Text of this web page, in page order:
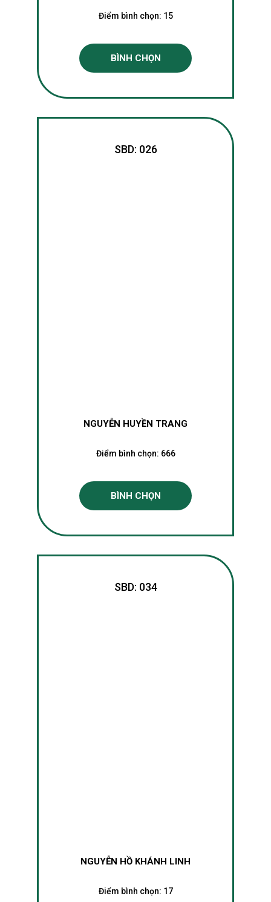
Điểm bình chọn: 15
BÌNH CHỌN
SBD: 026
NGUYỄN HUYỀN TRANG
Điểm bình chọn: 666
BÌNH CHỌN
SBD: 034
NGUYỄN HỒ KHÁNH LINH
Điểm bình chọn: 17